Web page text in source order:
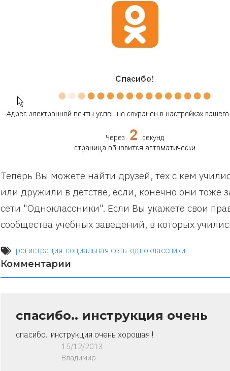
Теперь Вы можете найти друзей, тех с кем
или дружили в детстве, если, конечно они тоже
сети "Одноклассники". Если Вы укажете свои
сообщества учебных заведений, в которых
регистрация социальная сеть одноклассники
Комментарии
спасибо.. инструкция очень
спасибо.. инструкция очень хорошая !
15/12/2013
Владимир